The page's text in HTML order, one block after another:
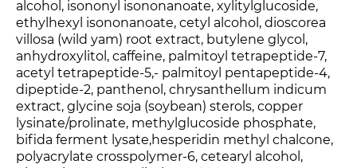
alcohol, isononyl isononanoate, xylitylglucoside,
ethylhexyl isononanoate, cetyl alcohol, dioscorea
villosa (wild yam) root extract, butylene glycol,
anhydroxylitol, caffeine, palmitoyl tetrapeptide-7,
acetyl tetrapeptide-5,- palmitoyl pentapeptide-4,
dipeptide-2, panthenol, chrysanthellum indicum
extract, glycine soja (soybean) sterols, copper
lysinate/prolinate, methylglucoside phosphate,
bifida ferment lysate,hesperidin methyl chalcone,
polyacrylate crosspolymer-6, cetearyl alcohol,